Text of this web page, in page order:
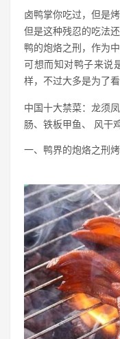
卤鸭掌你吃过，但是
但是这种残忍的吃法
鸭的炮烙之刑，作为
可想而知对鸭子来说
样，不过大多是为了看
中国十大禁菜：龙须
肠、铁板甲鱼、 风干
一、鸭界的炮烙之刑